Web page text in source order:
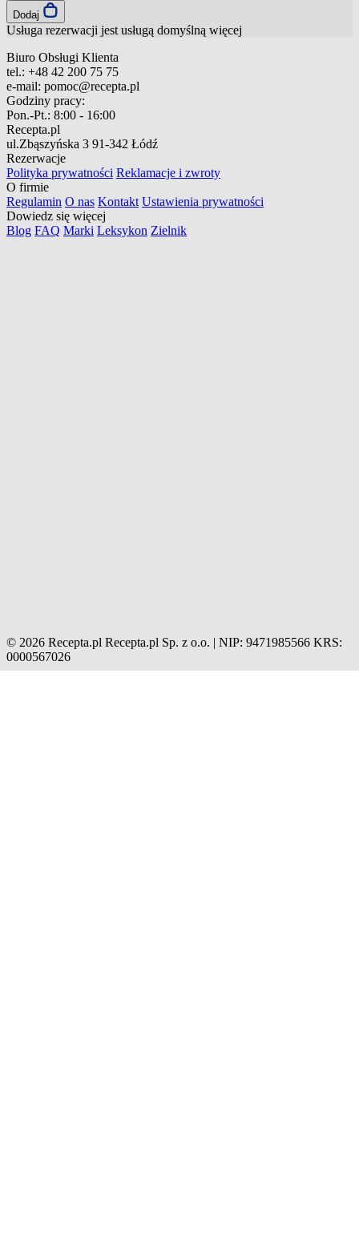
Dodaj
Usługa rezerwacji jest usługą domyślną więcej
Biuro Obsługi Klienta
tel.: +48 42 200 75 75
e-mail: pomoc@recepta.pl
Godziny pracy:
Pon.-Pt.: 8:00 - 16:00
Recepta.pl
ul.Zbąszyńska 3 91-342 Łódź
Rezerwacje
Polityka prywatności Reklamacje i zwroty
O firmie
Regulamin O nas Kontakt Ustawienia prywatności
Dowiedz się więcej
Blog FAQ Marki Leksykon Zielnik
© 2026 Recepta.pl Recepta.pl Sp. z o.o. | NIP: 9471985566 KRS:
0000567026